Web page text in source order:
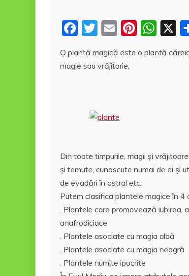
F
a
c
T
itt
er
E
ai
Pi
er
W
h
at
X
O plantă magică este o plantă
magie sau vrăjitorie.
Din toate timpurile, magii și
şi temute, cunoscute numai de ei şi
de evadări în astral etc.
Putem clasifica plantele magice în 4
. Plantele care promovează iubirea,
anafrodiciace
. Plantele asociate cu magia albă
. Plantele asociate cu magia neagră
. Plantele numite ipocrite